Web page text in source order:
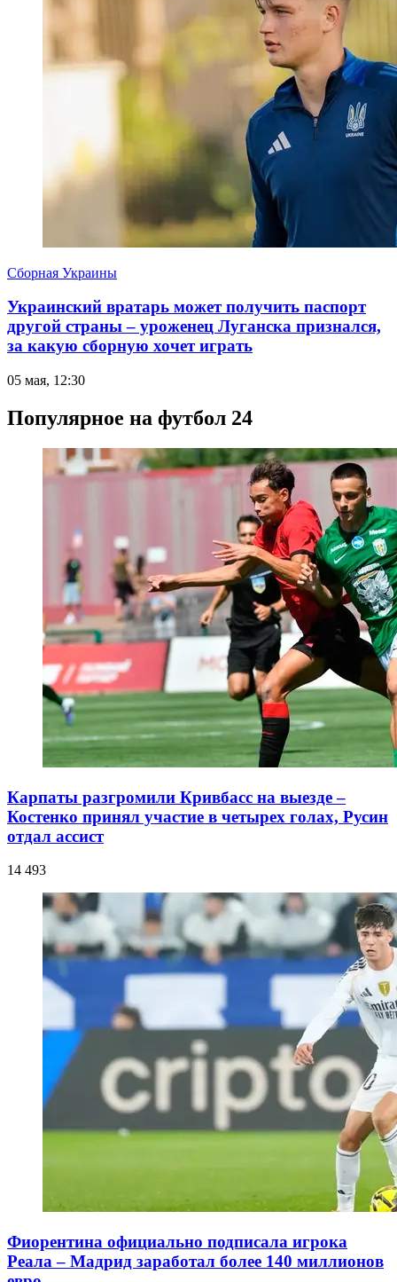
Сборная Украины
Украинский вратарь может получить паспорт
другой страны – уроженец Луганска признался,
за какую сборную хочет играть
05 мая, 12:30
Популярное на футбол 24
Карпаты разгромили Кривбасс на выезде –
Костенко принял участие в четырех голах, Русин
отдал ассист
14 493
Фиорентина официально подписала игрока
Реала – Мадрид заработал более 140 миллионов